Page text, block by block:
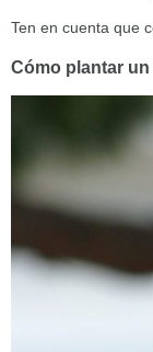
Ten en cuenta que
Cómo plantar